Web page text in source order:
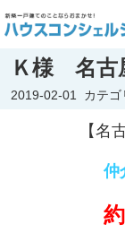
Ｋ様 名古
2019-02-01 カテゴ
【名
仲